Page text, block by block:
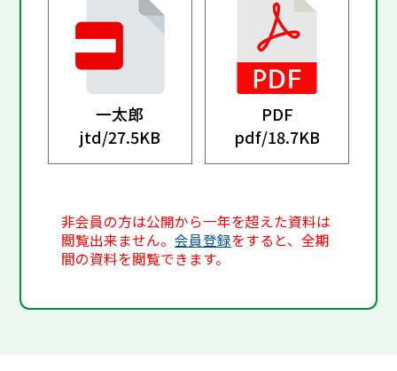
一太郎
jtd/27.5KB
PDF
pdf/18.7KB
非会員の方は公開から一年を超えた資料は
閲覧出来ません。会員登録をすると、全期
間の資料を閲覧できます。